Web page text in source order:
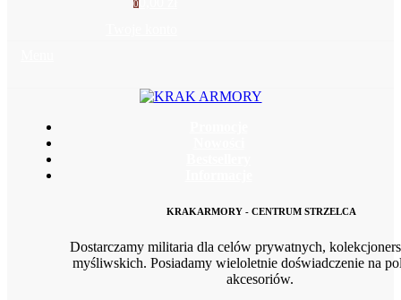
0
KRAKARMORY - CENTRUM STRZELCA
Dostarczamy militaria dla celów prywatnych,
myśliwskich. Posiadamy wieloletnie doświadczenie na
akcesoriów.